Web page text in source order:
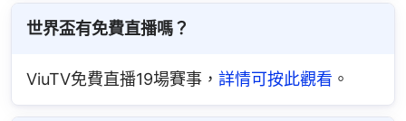
世界盃有免費直播嗎？
ViuTV免費直播19場賽事， 詳情可按此觀看 。